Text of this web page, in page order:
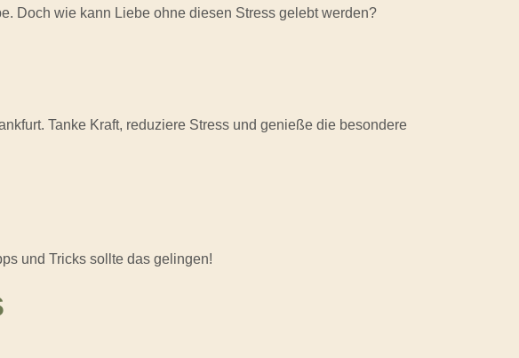
Doch wie kann Liebe ohne diesen Stress gelebt werden?
Tanke Kraft, reduziere Stress und genieße die besondere
und Tricks sollte das gelingen!